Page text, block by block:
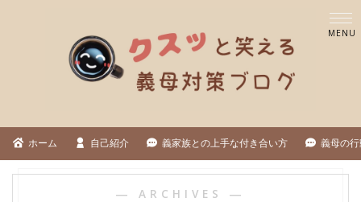
ホーム 自己紹介 義家族との上手な付き合い方 義母の
― ARCHIVES ―